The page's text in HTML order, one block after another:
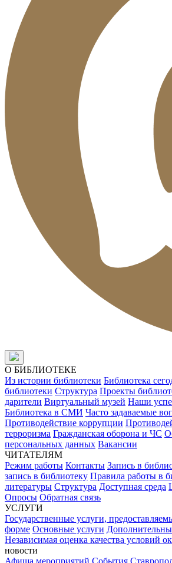
О БИБЛИОТЕКЕ
Из истории библиотеки Библиотека
библиотеки Структура Проекты
дарители Виртуальный музей Наши
Библиотека в СМИ Часто задаваемые
Противодействие коррупции
терроризма Гражданская оборона и ЧС
персональных данных Вакансии
ЧИТАТЕЛЯМ
Режим работы Контакты Запись в
запись в библиотеку Правила работы в
литературы Структура Доступная среда
Опросы Обратная связь
УСЛУГИ
Государственные услуги,
форме Основные услуги
Независимая оценка качества условий
новости
Афиша мероприятий События